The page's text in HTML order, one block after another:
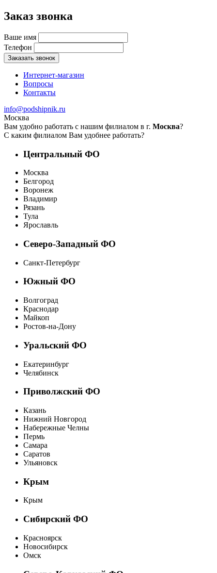
Заказ звонка
Ваше имя
Телефон
Заказать звонок
Интернет-магазин
Вопросы
Контакты
info@podshipnik.ru
Москва
Вам удобно работать с нашим филиалом в г. Москва?
С каким филиалом Вам удобнее работать?
Центральный ФО
Москва
Белгород
Воронеж
Владимир
Рязань
Тула
Ярославль
Северо-Западный ФО
Санкт-Петербург
Южный ФО
Волгоград
Краснодар
Майкоп
Ростов-на-Дону
Уральский ФО
Екатеринбург
Челябинск
Приволжский ФО
Казань
Нижний Новгород
Набережные Челны
Пермь
Самара
Саратов
Ульяновск
Крым
Крым
Сибирский ФО
Красноярск
Новосибирск
Омск